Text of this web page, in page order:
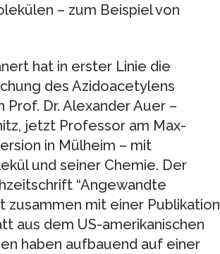
– zum Beispiel von
hat in erster Linie die
des Azidoacetylens
Dr. Alexander Auer –
jetzt Professor am Max-
in Mülheim – mit
und seiner Chemie. Der
“Angewandte
mit einer Publikation
aus dem US-amerikanischen
haben aufbauend auf einer